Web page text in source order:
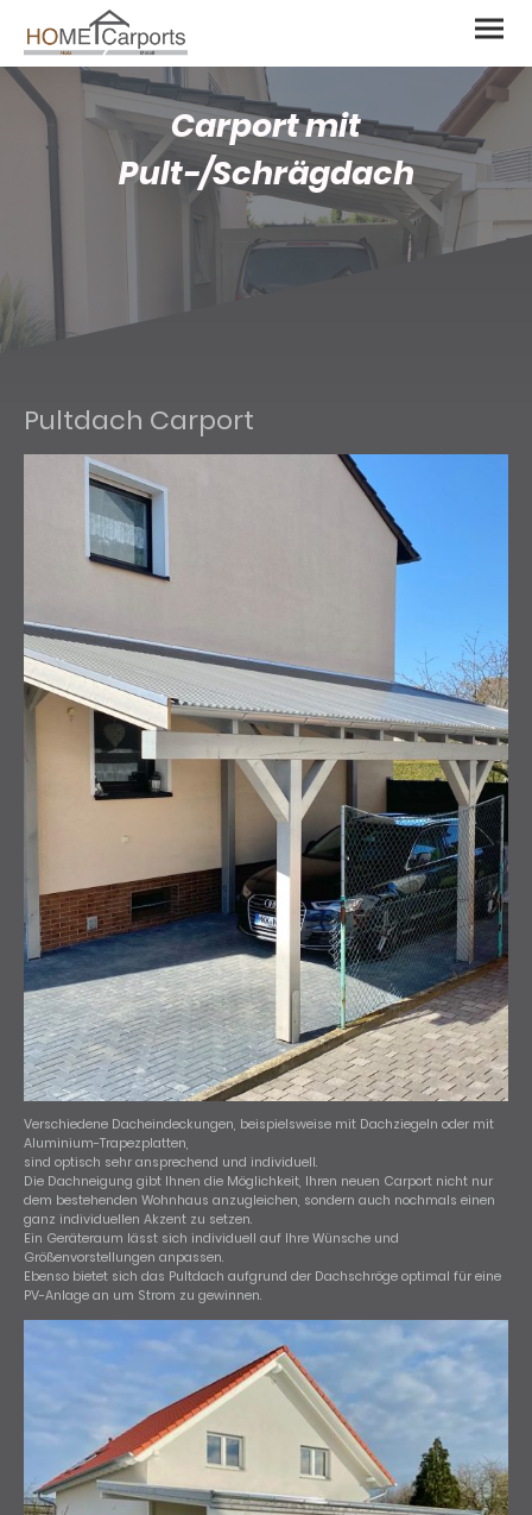
Carport mit
Pult-/Schrägdach
Pultdach Carport
Verschiedene Dacheindeckungen, beispielsweise mit Dachziegeln oder mit
Aluminium-Trapezplatten,
sind optisch sehr ansprechend und individuell.
Die Dachneigung gibt Ihnen die Möglichkeit, Ihren neuen Carport nicht nur
dem bestehenden Wohnhaus anzugleichen, sondern auch nochmals einen
ganz individuellen Akzent zu setzen.
Ein Geräteraum lässt sich individuell auf Ihre Wünsche und
Größenvorstellungen anpassen.
Ebenso bietet sich das Pultdach aufgrund der Dachschröge optimal für eine
PV-Anlage an um Strom zu gewinnen.